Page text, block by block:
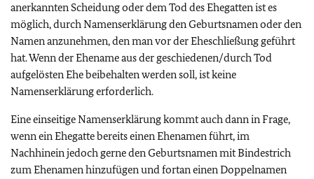
anerkannten Scheidung oder dem Tod des Ehegatten ist es
möglich, durch Namenserklärung den Geburtsnamen oder den
Namen anzunehmen, den man vor der Eheschließung geführt
hat. Wenn der Ehename aus der geschiedenen/durch Tod
aufgelösten Ehe beibehalten werden soll, ist keine
Namenserklärung erforderlich.
Eine einseitige Namenserklärung kommt auch dann in Frage,
wenn ein Ehegatte bereits einen Ehenamen führt, im
Nachhinein jedoch gerne den Geburtsnamen mit Bindestrich
zum Ehenamen hinzufügen und fortan einen Doppelnamen